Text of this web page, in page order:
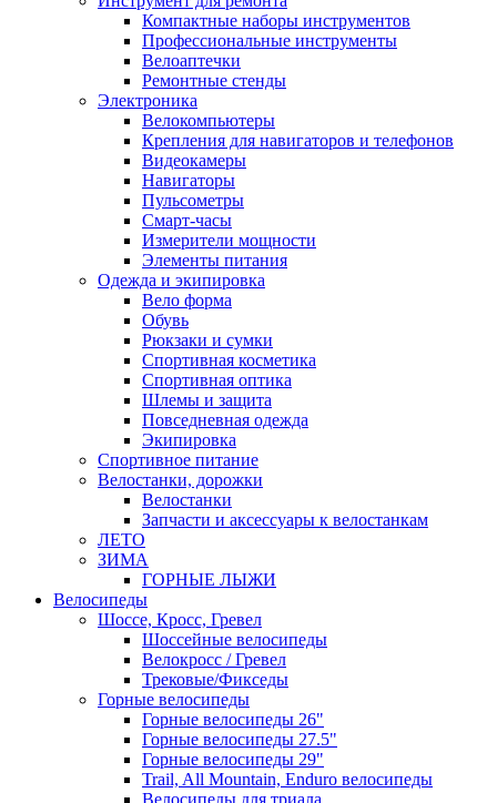
Компактные наборы инструментов
Профессиональные инструменты
Велоаптечки
Ремонтные стенды
Электроника
Велокомпьютеры
Крепления для навигаторов и телефонов
Видеокамеры
Навигаторы
Пульсометры
Смарт-часы
Измерители мощности
Элементы питания
Одежда и экипировка
Вело форма
Обувь
Рюкзаки и сумки
Спортивная косметика
Спортивная оптика
Шлемы и защита
Повседневная одежда
Экипировка
Спортивное питание
Велостанки, дорожки
Велостанки
Запчасти и аксессуары к велостанкам
ЛЕТО
ЗИМА
ГОРНЫЕ ЛЫЖИ
Велосипеды
Шоссе, Кросс, Гревел
Шоссейные велосипеды
Велокросс / Гревел
Трековые/Фикседы
Горные велосипеды
Горные велосипеды 26"
Горные велосипеды 27.5"
Горные велосипеды 29"
Trail, All Mountain, Enduro велосипеды
Велосипеды для триала